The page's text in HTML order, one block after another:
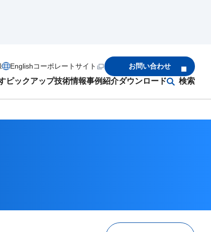
ピックアップ技術情報事例紹介ダウンロード 検索
Englishコーポレートサイト お問い合わせ